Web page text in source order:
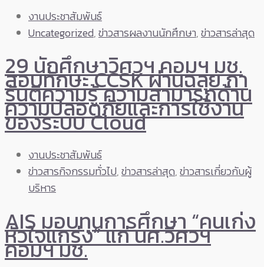
งานประชาสัมพันธ์
Uncategorized,ข่าวสารผลงานนักศึกษา,ข่าวสารล่าสุด
29 นักศึกษาวิศวฯ คอมฯ มช.
สอบทักษะ CCSK ผ่านฉลุย กา
รันตีความรู้ ความสามารถด้าน
ความปลอดภัยและการใช้งาน
ของระบบ Cloud
งานประชาสัมพันธ์
ข่าวสารกิจกรรมทั่วไป,ข่าวสารล่าสุด,ข่าวสารเกี่ยวกับผู้
บริหาร
AIS มอบทุนการศึกษา “คนเก่ง
หัวใจแกร่ง” แก่ นศ.วิศวฯ
คอมฯ มช.